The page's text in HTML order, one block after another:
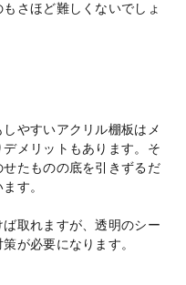
さほど難しくないでしょ
やすいアクリル棚板はメ
メリットもあります。そ
たものの底を引きずるだ
す。
取れますが、透明のシー
が必要になります。